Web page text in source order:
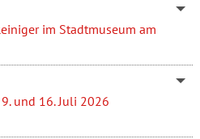
im Stadtmuseum am
und 16. Juli 2026